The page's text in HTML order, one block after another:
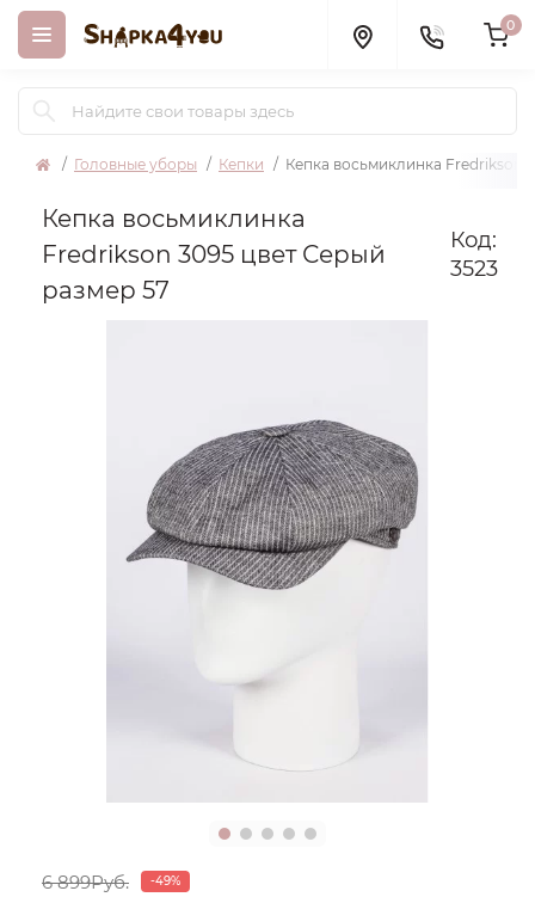
0
Головные уборы Кепки Кепка восьмиклинка Fredrikson
Кепка восьмиклинка
Fredrikson 3095 цвет Серый
размер 57
Код:
3523
6 899Руб. -49%